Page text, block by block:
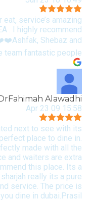
service’s amazing
. I highly recommend
Shebaz and
fantastic people 🤩🤩🤩🤩
DrFahimah Alawadhi
15:58 09 Apr 23
next to see with its
place to dine in.
made with all the
and waiters are extra
this place. Its a
really its a pure
service. The price is
dine in dubai.Prasil